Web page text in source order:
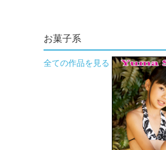
お菓子系
全ての作品を見る